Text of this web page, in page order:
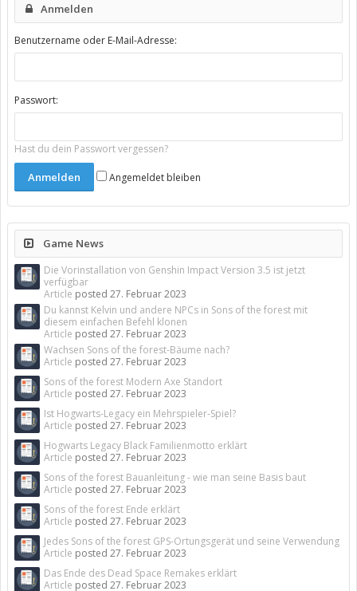
Anmelden
Benutzername oder E-Mail-Adresse:
Passwort:
Hast du dein Passwort vergessen?
Angemeldet bleiben
Game News
Die Vorinstallation von Genshin Impact Version 3.5 ist jetzt
verfügbar
Article posted 27. Februar 2023
Du kannst Kelvin und andere NPCs in Sons of the forest mit
diesem einfachen Befehl klonen
Article posted 27. Februar 2023
Wachsen Sons of the forest-Bäume nach?
Article posted 27. Februar 2023
Sons of the forest Modern Axe Standort
Article posted 27. Februar 2023
Ist Hogwarts-Legacy ein Mehrspieler-Spiel?
Article posted 27. Februar 2023
Hogwarts Legacy Black Familienmotto erklärt
Article posted 27. Februar 2023
Sons of the forest Bauanleitung - wie man seine Basis baut
Article posted 27. Februar 2023
Sons of the forest Ende erklärt
Article posted 27. Februar 2023
Jedes Sons of the forest GPS-Ortungsgerät und seine Verwendung
Article posted 27. Februar 2023
Das Ende des Dead Space Remakes erklärt
Article posted 27. Februar 2023